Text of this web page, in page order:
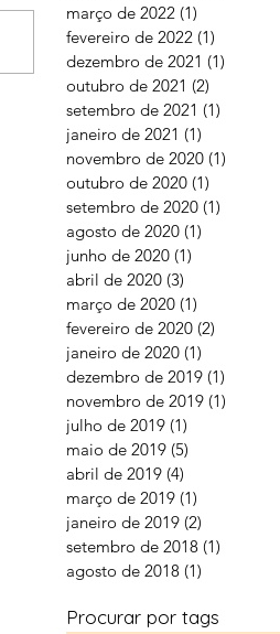
março de 2022 (1)
fevereiro de 2022 (1)
dezembro de 2021 (1)
outubro de 2021 (2)
setembro de 2021 (1)
janeiro de 2021 (1)
novembro de 2020 (1)
outubro de 2020 (1)
setembro de 2020 (1)
agosto de 2020 (1)
junho de 2020 (1)
abril de 2020 (3)
março de 2020 (1)
fevereiro de 2020 (2)
janeiro de 2020 (1)
dezembro de 2019 (1)
novembro de 2019 (1)
julho de 2019 (1)
maio de 2019 (5)
abril de 2019 (4)
março de 2019 (1)
janeiro de 2019 (2)
setembro de 2018 (1)
agosto de 2018 (1)
Procurar por tags